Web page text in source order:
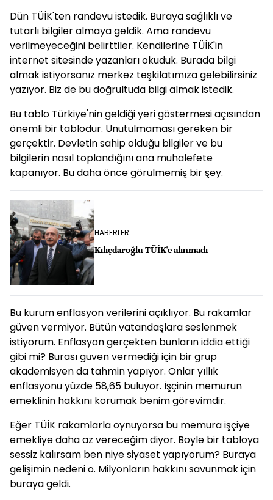
Dün TÜİK'ten randevu istedik. Buraya sağlıklı ve
tutarlı bilgiler almaya geldik. Ama randevu
verilmeyeceğini belirttiler. Kendilerine TÜİK'in
internet sitesinde yazanları okuduk. Burada bilgi
almak istiyorsanız merkez teşkilatımıza gelebilirsiniz
yazıyor. Biz de bu doğrultuda bilgi almak istedik.
Bu tablo Türkiye'nin geldiği yeri göstermesi açısından
önemli bir tablodur. Unutulmaması gereken bir
gerçektir. Devletin sahip olduğu bilgiler ve bu
bilgilerin nasıl toplandığını ana muhalefete
kapanıyor. Bu daha önce görülmemiş bir şey.
HABERLER
Kılıçdaroğlu TÜİK'e alınmadı
Bu kurum enflasyon verilerini açıklıyor. Bu rakamlar
güven vermiyor. Bütün vatandaşlara seslenmek
istiyorum. Enflasyon gerçekten bunların iddia ettiği
gibi mi? Burası güven vermediği için bir grup
akademisyen da tahmin yapıyor. Onlar yıllık
enflasyonu yüzde 58,65 buluyor. İşçinin memurun
emeklinin hakkını korumak benim görevimdir.
Eğer TÜİK rakamlarla oynuyorsa bu memura işçiye
emekliye daha az vereceğim diyor. Böyle bir tabloya
sessiz kalırsam ben niye siyaset yapıyorum? Buraya
gelişimin nedeni o. Milyonların hakkını savunmak için
buraya geldi.